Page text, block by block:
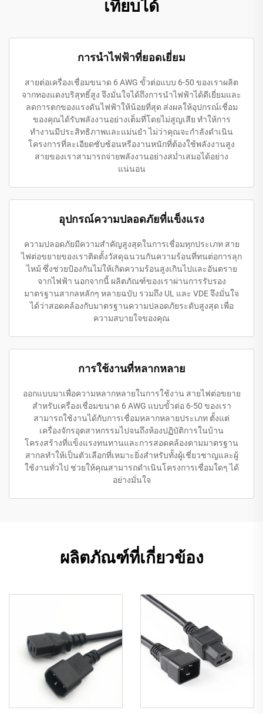
เทียบได้
การนำไฟฟ้าที่ยอดเยี่ยม
สายต่อเครื่องเชื่อมขนาด 6 AWG ขั้วต่อแบบ 6-50 ของเราผลิต
จากทองแดงบริสุทธิ์สูง จึงมั่นใจได้ถึงการนำไฟฟ้าได้ดีเยี่ยมและ
ลดการตกของแรงดันไฟฟ้าให้น้อยที่สุด ส่งผลให้อุปกรณ์เชื่อม
ของคุณได้รับพลังงานอย่างเต็มที่โดยไม่สูญเสีย ทำให้การ
ทำงานมีประสิทธิภาพและแม่นยำ ไม่ว่าคุณจะกำลังดำเนิน
โครงการที่ละเอียดซับซ้อนหรืองานหนักที่ต้องใช้พลังงานสูง
สายของเราสามารถจ่ายพลังงานอย่างสม่ำเสมอได้อย่าง
แน่นอน
อุปกรณ์ความปลอดภัยที่แข็งแรง
ความปลอดภัยมีความสำคัญสูงสุดในการเชื่อมทุกประเภท สาย
ไฟต่อขยายของเราติดตั้งวัสดุฉนวนกันความร้อนที่ทนต่อการลุก
ไหม้ ซึ่งช่วยป้องกันไม่ให้เกิดความร้อนสูงเกินไปและอันตราย
จากไฟฟ้า นอกจากนี้ ผลิตภัณฑ์ของเราผ่านการรับรอง
มาตรฐานสากลหลักๆ หลายฉบับ รวมถึง UL และ VDE จึงมั่นใจ
ได้ว่าสอดคล้องกับมาตรฐานความปลอดภัยระดับสูงสุด เพื่อ
ความสบายใจของคุณ
การใช้งานที่หลากหลาย
ออกแบบมาเพื่อความหลากหลายในการใช้งาน สายไฟต่อขยาย
สำหรับเครื่องเชื่อมขนาด 6 AWG แบบขั้วต่อ 6-50 ของเรา
สามารถใช้งานได้กับการเชื่อมหลากหลายประเภท ตั้งแต่
เครื่องจักรอุตสาหกรรมไปจนถึงห้องปฏิบัติการในบ้าน
โครงสร้างที่แข็งแรงทนทานและการสอดคล้องตามมาตรฐาน
สากลทำให้เป็นตัวเลือกที่เหมาะยิ่งสำหรับทั้งผู้เชี่ยวชาญและผู้
ใช้งานทั่วไป ช่วยให้คุณสามารถดำเนินโครงการเชื่อมใดๆ ได้
อย่างมั่นใจ
ผลิตภัณฑ์ที่เกี่ยวข้อง